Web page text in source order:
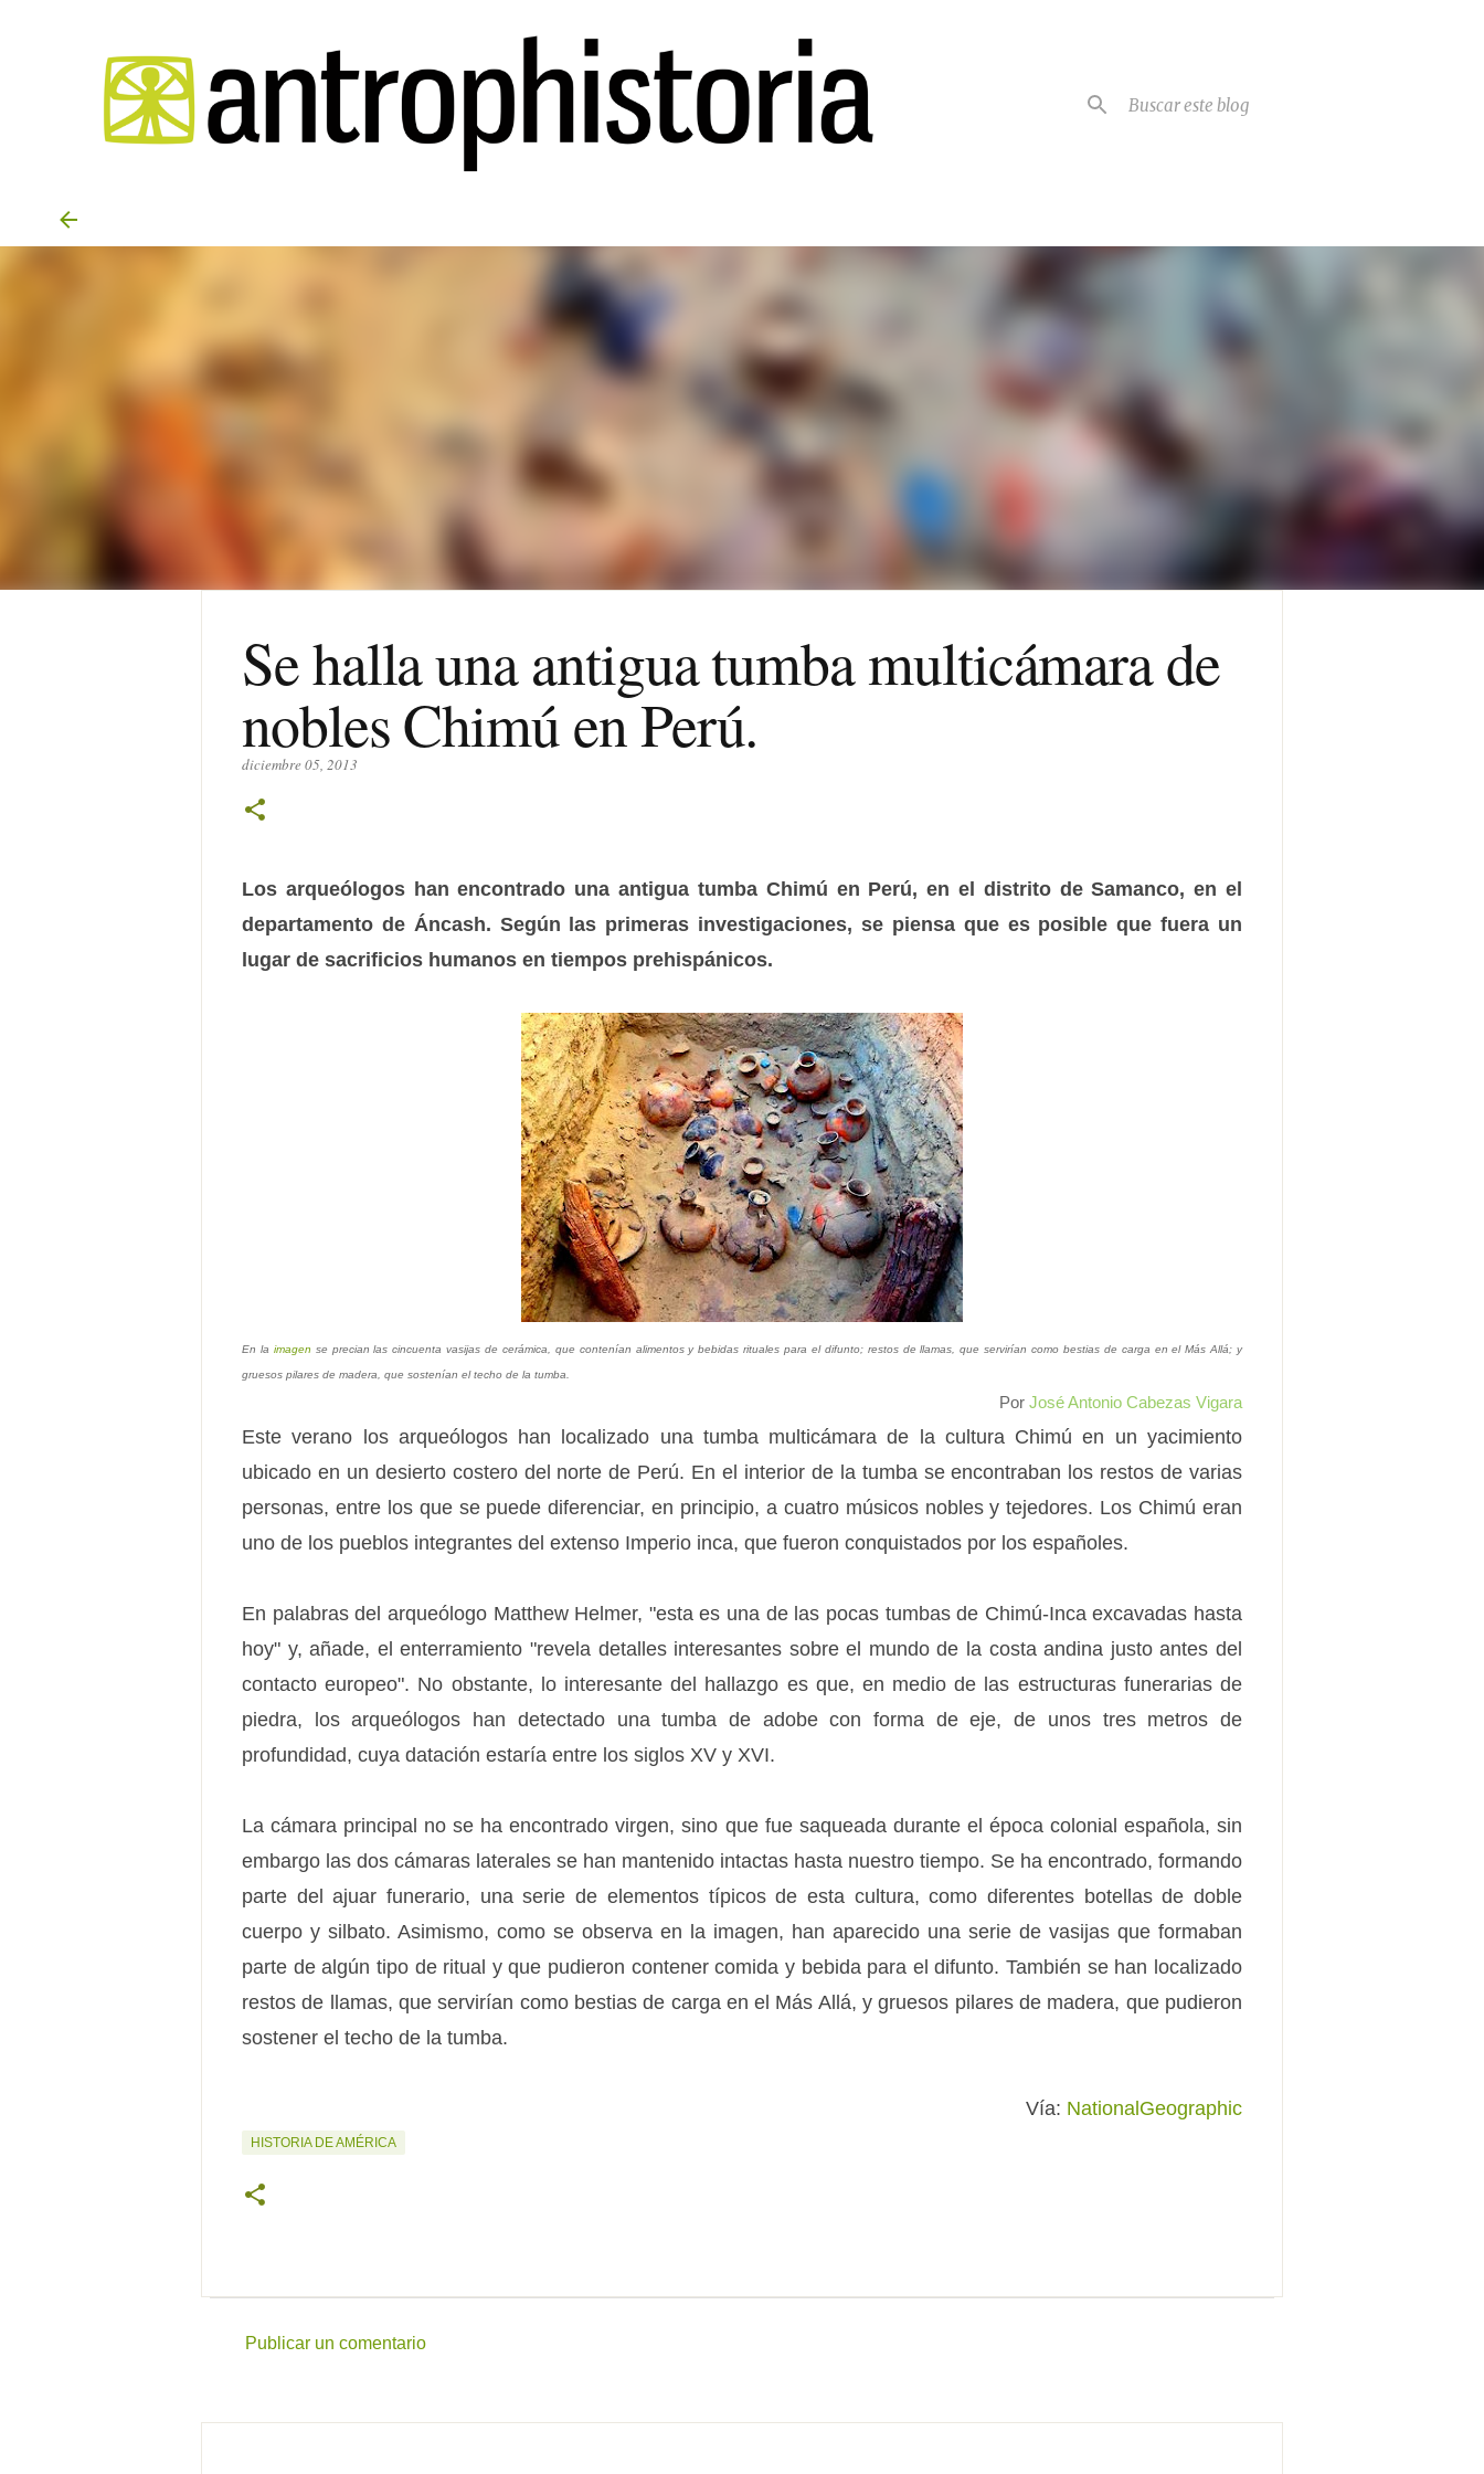
Se halla una antigua tumba multicámara de
nobles Chimú en Perú.
diciembre 05, 2013
Los arqueólogos han encontrado una antigua tumba Chimú en Perú, en el distrito de Samanco, en el
departamento de Áncash. Según las primeras investigaciones, se piensa que es posible que fuera un
lugar de sacrificios humanos en tiempos prehispánicos.
En la imagen se precian las cincuenta vasijas de cerámica, que contenían alimentos y bebidas rituales para el difunto; restos de llamas, que servirían como bestias de carga en el Más Allá; y
gruesos pilares de madera, que sostenían el techo de la tumba.
Por José Antonio Cabezas Vigara
Este verano los arqueólogos han localizado una tumba multicámara de la cultura Chimú en un yacimiento
ubicado en un desierto costero del norte de Perú. En el interior de la tumba se encontraban los restos de varias
personas, entre los que se puede diferenciar, en principio, a cuatro músicos nobles y tejedores. Los Chimú eran
uno de los pueblos integrantes del extenso Imperio inca, que fueron conquistados por los españoles.
En palabras del arqueólogo Matthew Helmer, "esta es una de las pocas tumbas de Chimú-Inca excavadas hasta
hoy" y, añade, el enterramiento "revela detalles interesantes sobre el mundo de la costa andina justo antes del
contacto europeo". No obstante, lo interesante del hallazgo es que, en medio de las estructuras funerarias de
piedra, los arqueólogos han detectado una tumba de adobe con forma de eje, de unos tres metros de
profundidad, cuya datación estaría entre los siglos XV y XVI.
La cámara principal no se ha encontrado virgen, sino que fue saqueada durante el época colonial española, sin
embargo las dos cámaras laterales se han mantenido intactas hasta nuestro tiempo. Se ha encontrado, formando
parte del ajuar funerario, una serie de elementos típicos de esta cultura, como diferentes botellas de doble
cuerpo y silbato. Asimismo, como se observa en la imagen, han aparecido una serie de vasijas que formaban
parte de algún tipo de ritual y que pudieron contener comida y bebida para el difunto. También se han localizado
restos de llamas, que servirían como bestias de carga en el Más Allá, y gruesos pilares de madera, que pudieron
sostener el techo de la tumba.
Vía: NationalGeographic
HISTORIA DE AMÉRICA
Publicar un comentario